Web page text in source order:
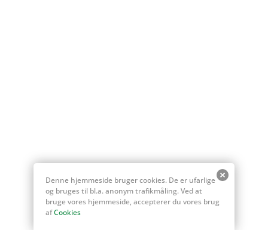
Denne hjemmeside bruger cookies. De er ufarlige
og bruges til bl.a. anonym trafikmåling. Ved at
bruge vores hjemmeside, accepterer du vores brug
afCookies